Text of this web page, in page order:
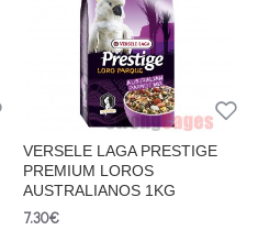
VERSELE LAGA PRESTIGE
PREMIUM LOROS
AUSTRALIANOS 1KG
7.30€